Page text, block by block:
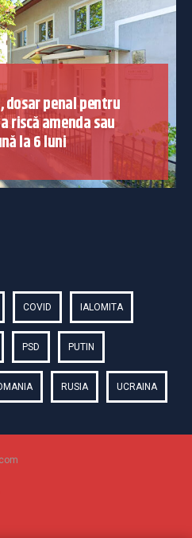
dosar penal pentru
riscă amenda sau
la 6 luni
COVID IALOMITA
PSD PUTIN
RUSIA UCRAINA